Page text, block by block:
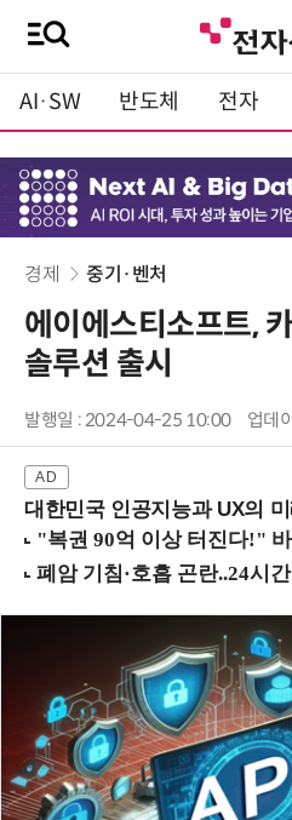
AI·SW 반도체 전자
경제 중기·벤처
에이에스티소프트,
솔루션 출시
발행일 : 2024-04-25 10:00 업데
대한민국 인공지능과 UX의 미래, 여기